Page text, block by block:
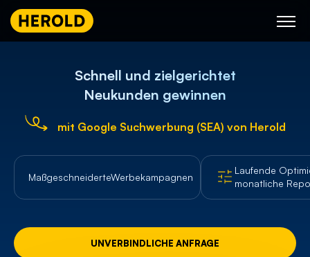
Schnell und zielgerichtet
Neukunden gewinnen
mit Google Suchwerbung (SEA) von Herold
MaßgeschneiderteWerbekampagnen
Laufende
monatliche
UNVERBINDLICHE ANFRAGE